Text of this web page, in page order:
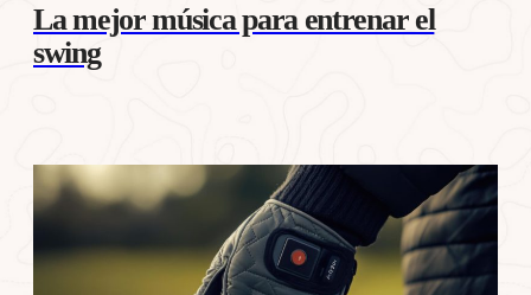
La mejor música para entrenar el
swing